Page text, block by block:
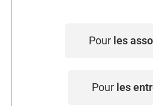
Pour les
Pour les